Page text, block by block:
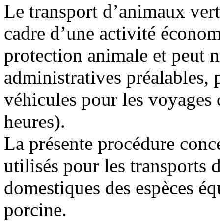
Le transport d’animaux
cadre d’une activité
protection animale et peut
administratives préalables,
véhicules pour les
heures).
La présente procédure
utilisés pour les transports
domestiques des espèces
porcine.